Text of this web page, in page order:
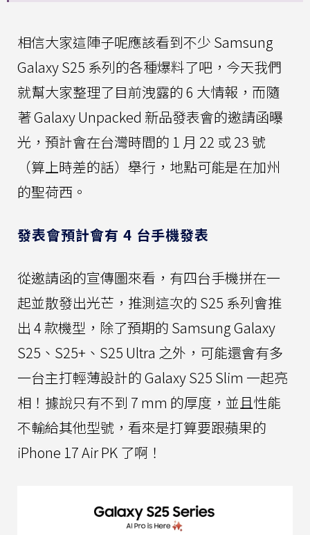
相信大家這陣子呢應該看到不少 Samsung
Galaxy S25 系列的各種爆料了吧，今天我們
就幫大家整理了目前洩露的 6 大情報，而隨
著 Galaxy Unpacked 新品發表會的邀請函曝
光，預計會在台灣時間的 1 月 22 或 23 號
（算上時差的話）舉行，地點可能是在加州
的聖荷西。
發表會預計會有 4 台手機發表
從邀請函的宣傳圖來看，有四台手機拼在一
起並散發出光芒，推測這次的 S25 系列會推
出 4 款機型，除了預期的 Samsung Galaxy
S25、S25+、S25 Ultra 之外，可能還會有多
一台主打輕薄設計的 Galaxy S25 Slim 一起亮
相！據說只有不到 7 mm 的厚度，並且性能
不輸給其他型號，看來是打算要跟蘋果的
iPhone 17 Air PK 了啊！